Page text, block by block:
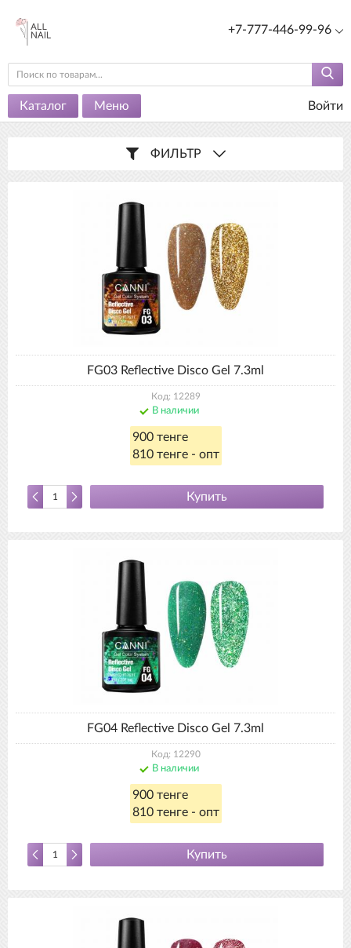
+7-777-446-99-96
Каталог Меню Войти
ФИЛЬТР
FG03 Reflective Disco Gel 7.3ml
Код: 12289
В наличии
900 тенге
810 тенге - опт
Купить
FG04 Reflective Disco Gel 7.3ml
Код: 12290
В наличии
900 тенге
810 тенге - опт
Купить